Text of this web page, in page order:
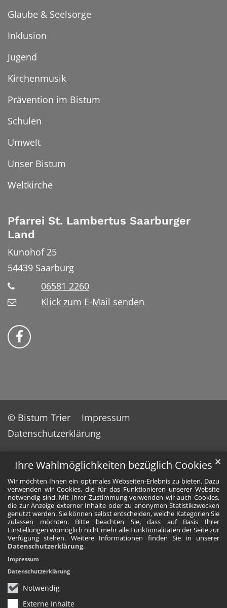
Ihre Wahlmöglichkeiten bezüglich Cookies
Wir möchten Ihnen ein optimales Webseiten-Erlebnis zu bieten. Dazu
verwenden wir Cookies, die für das Funktionieren unserer Website
notwendig sind. Mit Ihrer Zustimmung verwenden wir auch Cookies,
die zur Anzeige externer Inhalte oder zu anonymen Statistikzwecken
genutzt werden. Sie können selbst entscheiden, welche Kategorien Sie
zulassen möchten. Bitte beachten Sie, dass auf Basis Ihrer
Einstellungen womöglich nicht mehr alle Funktionalitäten der Seite zur
Verfügung stehen. Weitere Informationen finden Sie in unserer
Datenschutzerklärung.
Notwendig
Externe Inhalte
✕
Impressum
Datenschutzerklärung
Glaube & Seelsorge
Inklusion
Jugend
Kirchenmusik
Prävention im Bistum
Schulen
Umwelt
Unser Bistum
Weltkirche
Pfarrei St. Lambertus Saarburger
Land
Kunohof 25
54439 Saarburg
06581 2260
Klick zum E-Mail senden
Bistum Trier auf Facebook
© Bistum Trier
Impressum
Datenschutzerklärung